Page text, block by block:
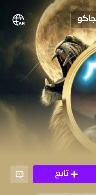
تابع